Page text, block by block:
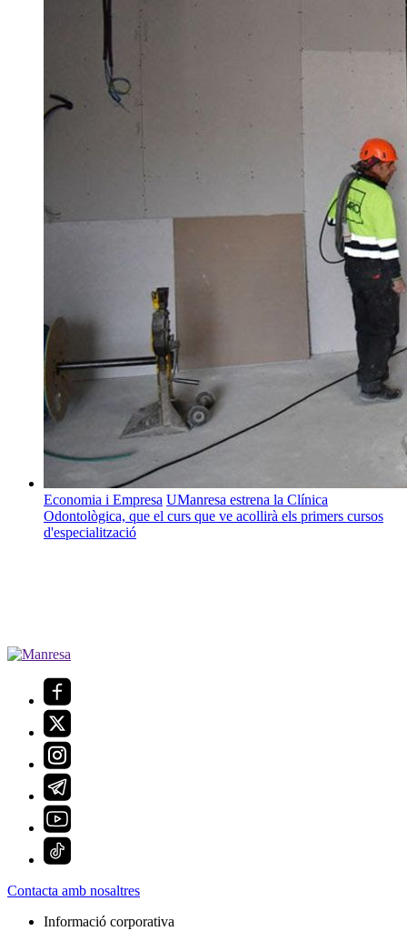
Economia i Empresa UManresa estrena la Clínica
Odontològica, que el curs que ve acollirà els primers cursos
d'especialització
Contacta amb nosaltres
Informació corporativa